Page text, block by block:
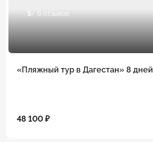
5/ 6 отзывов
«Пляжный тур в Дагестан» 8 дней
48 100 ₽